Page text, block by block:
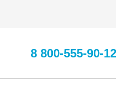
8 800-555-90-12